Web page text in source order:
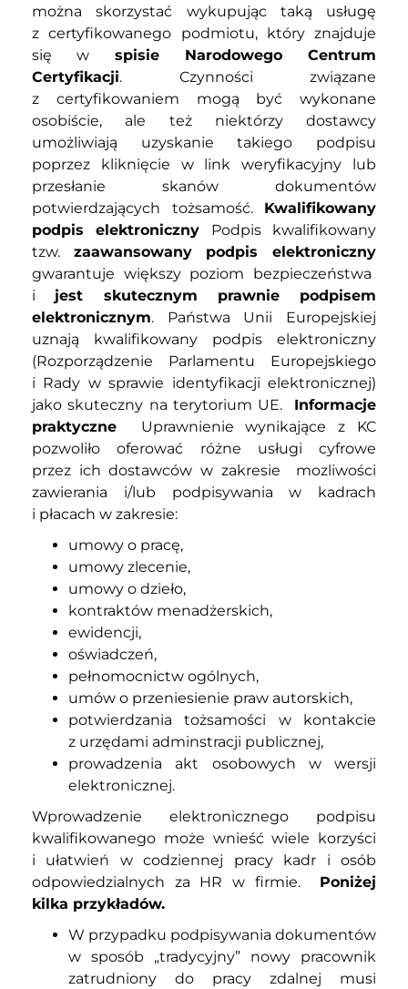
można skorzystać wykupując taką usługę
z certyfikowanego podmiotu, który znajduje
się w spisie Narodowego Centrum
Certyfikacji. Czynności związane
z certyfikowaniem mogą być wykonane
osobiście, ale też niektórzy dostawcy
umożliwiają uzyskanie takiego podpisu
poprzez kliknięcie w link weryfikacyjny lub
przesłanie skanów dokumentów
potwierdzających tożsamość.
Kwalifikowany
podpis elektroniczny
Podpis kwalifikowany
tzw. zaawansowany podpis elektroniczny
gwarantuje większy poziom bezpieczeństwa
i jest skutecznym prawnie podpisem
elektronicznym. Państwa Unii Europejskiej
uznają kwalifikowany podpis elektroniczny
(Rozporządzenie Parlamentu Europejskiego
i Rady w sprawie identyfikacji elektronicznej)
jako skuteczny na terytorium UE.
Informacje
praktyczne
Uprawnienie wynikające z KC
pozwoliło oferować różne usługi cyfrowe
przez ich dostawców w zakresie mozliwości
zawierania i/lub podpisywania w kadrach
i płacach w zakresie:
umowy o pracę,
umowy zlecenie,
umowy o dzieło,
kontraktów menadżerskich,
ewidencji,
oświadczeń,
pełnomocnictw ogólnych,
umów o przeniesienie praw autorskich,
potwierdzania tożsamości w kontakcie
z urzędami adminstracji publicznej,
prowadzenia akt osobowych w wersji
elektronicznej.
Wprowadzenie elektronicznego podpisu
kwalifikowanego może wnieść wiele korzyści
i ułatwień w codziennej pracy kadr i osób
odpowiedzialnych za HR w firmie.
Poniżej
kilka przykładów.
W przypadku podpisywania dokumentów
w sposób „tradycyjny” nowy pracownik
zatrudniony do pracy zdalnej musi